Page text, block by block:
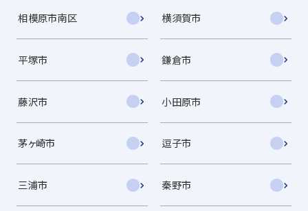
相模原市南区 横須賀市
平塚市 鎌倉市
藤沢市 小田原市
茅ヶ崎市 逗子市
三浦市 秦野市